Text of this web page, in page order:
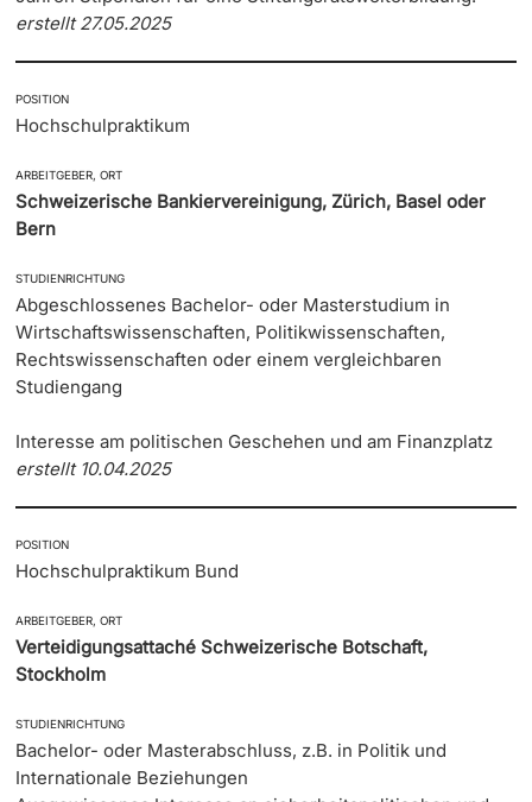
erstellt 27.05.2025
POSITION
Hochschulpraktikum
ARBEITGEBER, ORT
Schweizerische Bankiervereinigung, Zürich, Basel oder
Bern
STUDIENRICHTUNG
Abgeschlossenes Bachelor- oder Masterstudium in
Wirtschaftswissenschaften, Politikwissenschaften,
Rechtswissenschaften oder einem vergleichbaren
Studiengang
Interesse am politischen Geschehen und am Finanzplatz
erstellt 10.04.2025
POSITION
Hochschulpraktikum Bund
ARBEITGEBER, ORT
Verteidigungsattaché Schweizerische Botschaft,
Stockholm
STUDIENRICHTUNG
Bachelor- oder Masterabschluss, z.B. in Politik und
Internationale Beziehungen